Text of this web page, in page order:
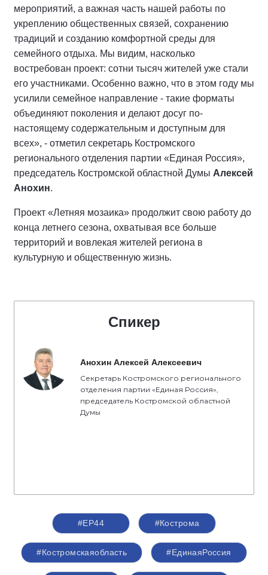
мероприятий, а важная часть нашей работы по
укреплению общественных связей, сохранению
традиций и созданию комфортной среды для
семейного отдыха. Мы видим, насколько
востребован проект: сотни тысяч жителей уже стали
его участниками. Особенно важно, что в этом году мы
усилили семейное направление - такие форматы
объединяют поколения и делают досуг по-
настоящему содержательным и доступным для
всех», - отметил секретарь Костромского
регионального отделения партии «Единая Россия»,
председатель Костромской областной Думы Алексей
Анохин.
Проект «Летняя мозаика» продолжит свою работу до
конца летнего сезона, охватывая все больше
территорий и вовлекая жителей региона в
культурную и общественную жизнь.
Спикер
Анохин Алексей Алексеевич
Секретарь Костромского регионального
отделения партии «Единая Россия»,
председатель Костромской областной
Думы
#ЕР44 #Кострома
#Костромскаяобласть #ЕдинаяРоссия